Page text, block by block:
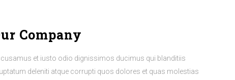
Company
et iusto odio dignissimos ducimus qui blanditiis
deleniti atque corrupti quos dolores et quas molestias